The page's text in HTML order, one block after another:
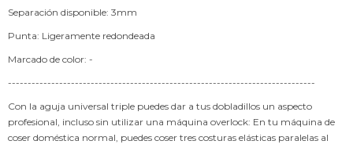
Separación disponible: 3mm
Punta: Ligeramente redondeada
Marcado de color: -
------------------------------------------------------------------------------
Con la aguja universal triple puedes dar a tus dobladillos un aspecto
profesional, incluso sin utilizar una máquina overlock: En tu máquina de
coser doméstica normal, puedes coser tres costuras elásticas paralelas al